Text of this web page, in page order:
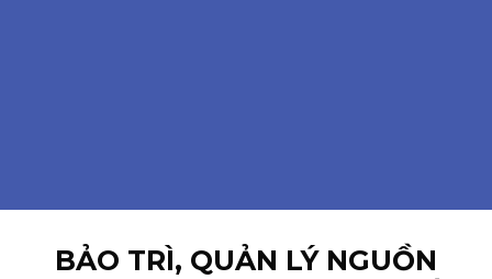
BẢO TRÌ, QUẢN LÝ NGUỒN